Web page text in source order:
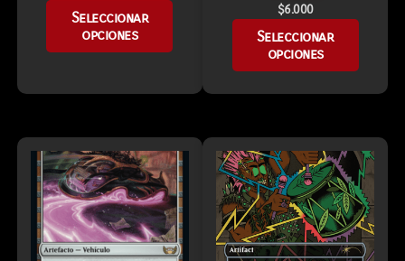
Seleccionar
opciones
$6.000
Seleccionar
opciones